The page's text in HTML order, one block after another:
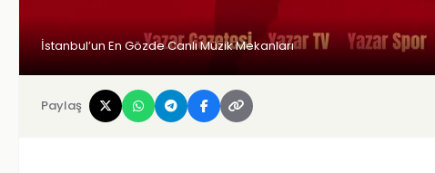
İstanbul’un En Gözde Canlı Müzik Mekanları
Paylaş